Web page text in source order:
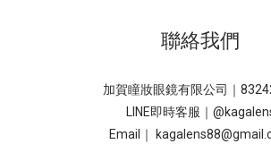
聯絡我們
加賀瞳妝眼鏡有限公司｜
LINE即時客服｜
Email｜